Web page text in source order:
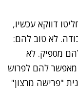
דווקא עכשיו,
לא טוב להם:
מספיק. לא
מאפשר להם לפרוש
"פרישה מרצון"